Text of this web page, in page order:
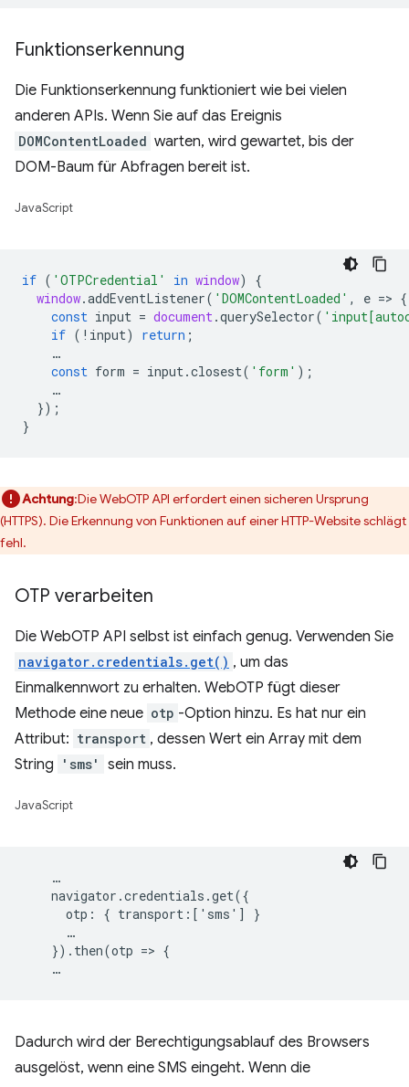
Funktionserkennung
Die Funktionserkennung funktioniert wie bei vielen
anderen APIs. Wenn Sie auf das Ereignis
DOMContentLoaded warten, wird gewartet, bis der
DOM-Baum für Abfragen bereit ist.
JavaScript
if ( 'OTPCredential' in window)
{
window.addEventListener( 'DOMContentLoaded' , e => {
const input = document.querySelector(
if ( ! input) return ;
…
const form = input.closest( 'form' );
…
});
}
Achtung:Die WebOTP API erfordert einen sicheren Ursprung
(HTTPS). Die Erkennung von Funktionen auf einer HTTP-Website schlägt
fehl.
OTP verarbeiten
Die WebOTP API selbst ist einfach genug. Verwenden Sie
navigator.credentials.get() , um das
Einmalkennwort zu erhalten. WebOTP fügt dieser
Methode eine neue otp -Option hinzu. Es hat nur ein
Attribut: transport , dessen Wert ein Array mit dem
String
'sms' sein muss.
JavaScript
    …
    navigator.credentials.get({
      otp: { transport:['sms'] }
      …
    }).then(otp => {
Dadurch wird der Berechtigungsablauf des Browsers
ausgelöst, wenn eine SMS eingeht. Wenn die